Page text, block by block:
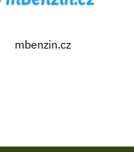
mbenzin.cz